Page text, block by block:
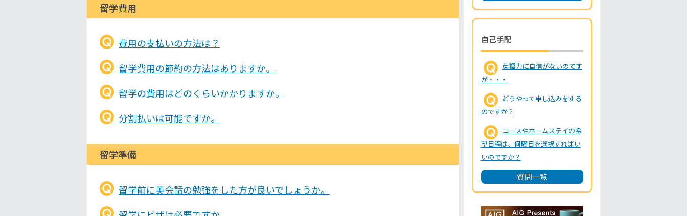
留学費用
費用の支払いの方法は？
留学費用の節約の方法はありますか。
留学の費用はどのくらいかかりますか。
分割払いは可能ですか。
留学準備
留学前に英会話の勉強をした方が良いでしょうか。
自己手配
英語力に自信がないのです
が・・・
どうやって申し込みをする
のですか？
コースやホームステイの希
望日程は、何曜日を選択すればい
いのですか？
質問一覧